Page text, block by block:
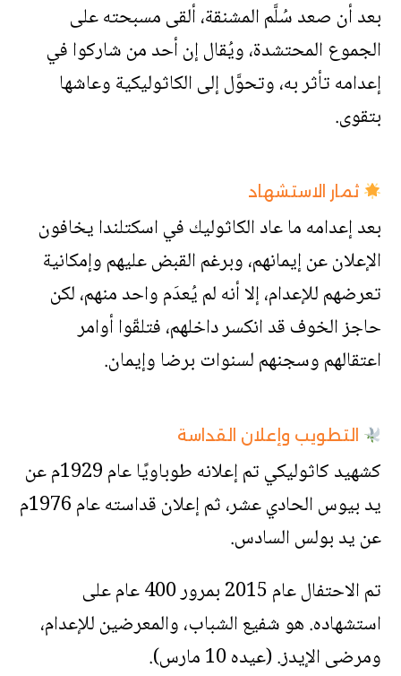
بعد أن صعد سُلَّم المشنقة، ألقى مسبحته على
الجموع المحتشدة، ويُقال إن أحد من شاركوا في
إعدامه تأثر به، وتحوَّل إلى الكاثوليكية وعاشها
بتقوى.
ثمار الاستشهاد
بعد إعدامه ما عاد الكاثوليك في اسكتلندا يخافون
الإعلان عن إيمانهم، وبرغم القبض عليهم وإمكانية
تعرضهم للإعدام، إلا أنه لم يُعدَم واحد منهم، لكن
حاجز الخوف قد انكسر داخلهم، فتلقّوا أوامر
اعتقالهم وسجنهم لسنوات برضا وإيمان.
التطويب وإعلان القداسة
كشهيد كاثوليكي تم إعلانه طوباويًا عام 1929م عن
يد بيوس الحادي عشر، ثم إعلان قداسته عام 1976م
عن يد بولس السادس.
تم الاحتفال عام 2015 بمرور 400 عام على
استشهاده. هو شفيع الشباب، والمعرضين للإعدام،
ومرضى الإيدز. (عيده 10 مارس).